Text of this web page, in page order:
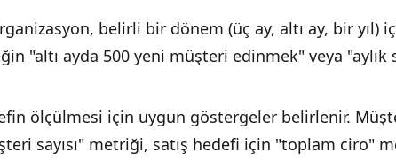
belirli bir dönem (üç ay, altı ay, bir yıl)
"altı ayda 500 yeni müşteri edinmek" veya "aylık
ölçülmesi için uygun göstergeler belirlenir.
sayısı" metriği, satış hedefi için "toplam ciro"